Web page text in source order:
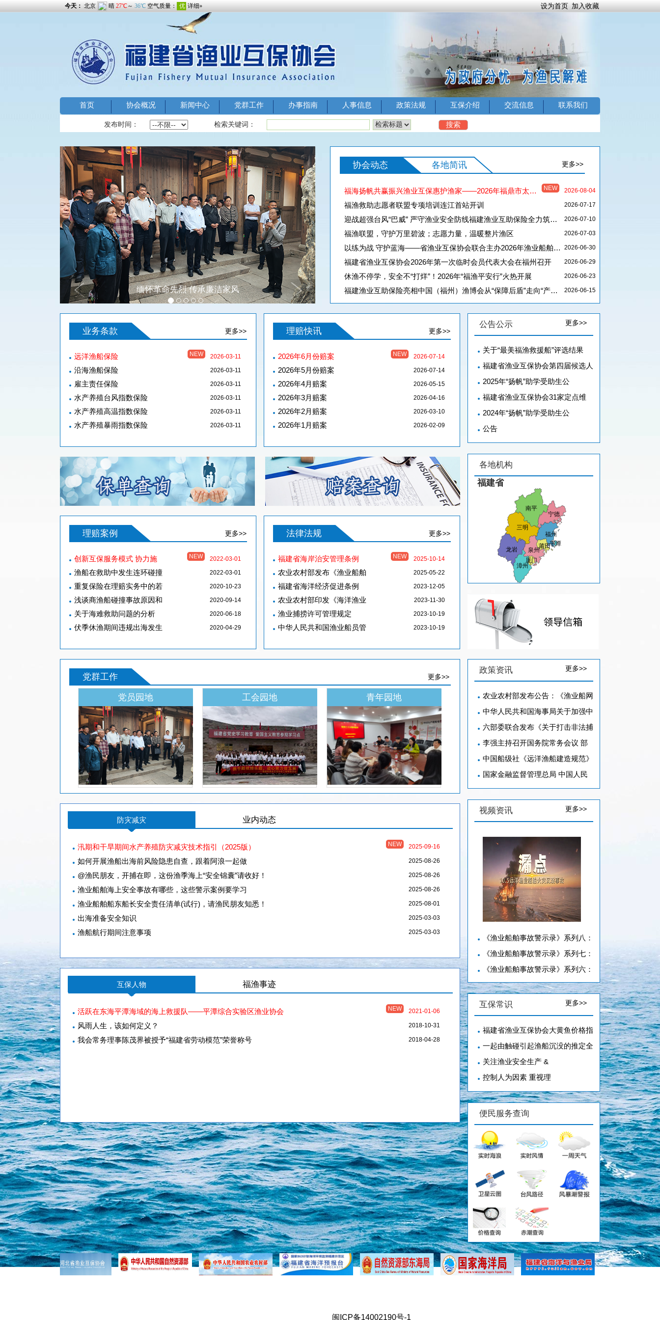
设为首页 加入收藏
首页 协会概况 新闻中心 党群工作 办事指南 人事信息 政策法规 互保介绍 交流信息 联系我们
发布时间： 检索关键词： 搜索
缅怀革命先烈 传承廉洁家风
上
一
页
下
一
页
更多>>
协会动态 各地简讯
2026-08-04
NEW
福海扬帆共赢振兴渔业互保惠护渔家——2026年福鼎市太姥山镇开捕盛典隆重举行
2026-07-17
福渔救助志愿者联盟专项培训连江首站开训
2026-07-10
迎战超强台风“巴威” 严守渔业安全防线福建渔业互助保险全力筑牢防台屏障
2026-07-03
福渔联盟，守护万里碧波；志愿力量，温暖整片渔区
2026-06-30
以练为战 守护蓝海——省渔业互保协会联合主办2026年渔业船舶水上应急演练
2026-06-29
福建省渔业互保协会2026年第一次临时会员代表大会在福州召开
2026-06-23
休渔不停学，安全不“打烊”！2026年“福渔平安行”火热开展
2026-06-15
福建渔业互助保险亮相中国（福州）渔博会从“保障后盾”走向“产业前台”
更多>>
业务条款
2026-03-11
NEW
远洋渔船保险
2026-03-11
沿海渔船保险
2026-03-11
雇主责任保险
2026-03-11
水产养殖台风指数保险
2026-03-11
水产养殖高温指数保险
2026-03-11
水产养殖暴雨指数保险
更多>>
理赔快讯
2026-07-14
NEW
2026年6月份赔案
2026-07-14
2026年5月份赔案
2026-05-15
2026年4月赔案
2026-04-16
2026年3月赔案
2026-03-10
2026年2月赔案
2026-02-09
2026年1月赔案
更多>>
法律法规
2025-10-14
NEW
福建省海岸治安管理条例
2025-05-22
农业农村部发布《渔业船舶
2023-12-05
福建省海洋经济促进条例
2023-11-30
农业农村部印发《海洋渔业
2023-10-19
渔业捕捞许可管理规定
2023-10-19
中华人民共和国渔业船员管
更多>>
理赔案例
2022-03-01
NEW
创新互保服务模式 协力施
2022-03-01
渔船在救助中发生连环碰撞
2020-10-23
重复保险在理赔实务中的若
2020-09-14
浅谈商渔船碰撞事故原因和
2020-06-18
关于海难救助问题的分析
2020-04-29
伏季休渔期间违规出海发生
更多>>
党群工作
青年园地
工会园地
党员园地
防灾减灾 业内动态
2025-09-16
NEW
汛期和干旱期间水产养殖防灾减灾技术指引（2025版）
2025-08-26
如何开展渔船出海前风险隐患自查，跟着阿浪一起做
2025-08-26
@渔民朋友，开捕在即，这份渔季海上“安全锦囊”请收好！
2025-08-26
渔业船舶海上安全事故有哪些，这些警示案例要学习
2025-08-01
渔业船舶船东船长安全责任清单(试行)，请渔民朋友知悉！
2025-03-03
出海准备安全知识
2025-03-03
渔船航行期间注意事项
互保人物 福渔事迹
2021-01-06
NEW
活跃在东海平潭海域的海上救援队——平潭综合实验区渔业协会
2018-10-31
风雨人生，该如何定义？
2018-04-28
我会常务理事陈茂界被授予“福建省劳动模范”荣誉称号
更多>>
公告公示
关于“最美福渔救援船”评选结果
福建省渔业互保协会第四届候选人
2025年“扬帆”助学受助生公
福建省渔业互保协会31家定点维
2024年“扬帆”助学受助生公
公告
各地机构
更多>>
政策资讯
农业农村部发布公告：《渔业船网
中华人民共和国海事局关于加强中
六部委联合发布《关于打击非法捕
李强主持召开国务院常务会议 部
中国船级社《远洋渔船建造规范》
国家金融监督管理总局 中国人民
更多>>
视频资讯
《渔业船舶事故警示录》系列八：
《渔业船舶事故警示录》系列七：
《渔业船舶事故警示录》系列六：
更多>>
互保常识
福建省渔业互保协会大黄鱼价格指
一起由触碰引起渔船沉没的推定全
关注渔业安全生产 &
控制人为因素 重视理
便民服务查询
闽ICP备14002190号-1